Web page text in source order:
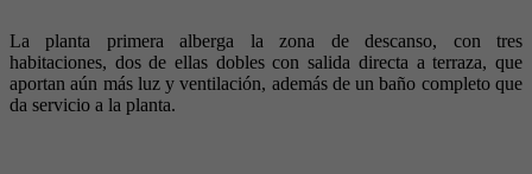
La planta primera alberga la zona de descanso, con tres
habitaciones, dos de ellas dobles con salida directa a terraza, que
aportan aún más luz y ventilación, además de un baño completo que
da servicio a la planta.